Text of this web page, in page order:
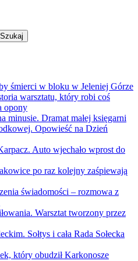
Szukaj
śmierci w bloku w Jeleniej Górze
warsztatu, który robi coś
opony
minusie. Dramat małej księgarni
Opowieść na Dzień
Auto wjechało wprost do
po raz kolejny zaśpiewają
świadomości – rozmowa z
Warsztat tworzony przez
Sołtys i cała Rada Sołecka
który obudził Karkonosze